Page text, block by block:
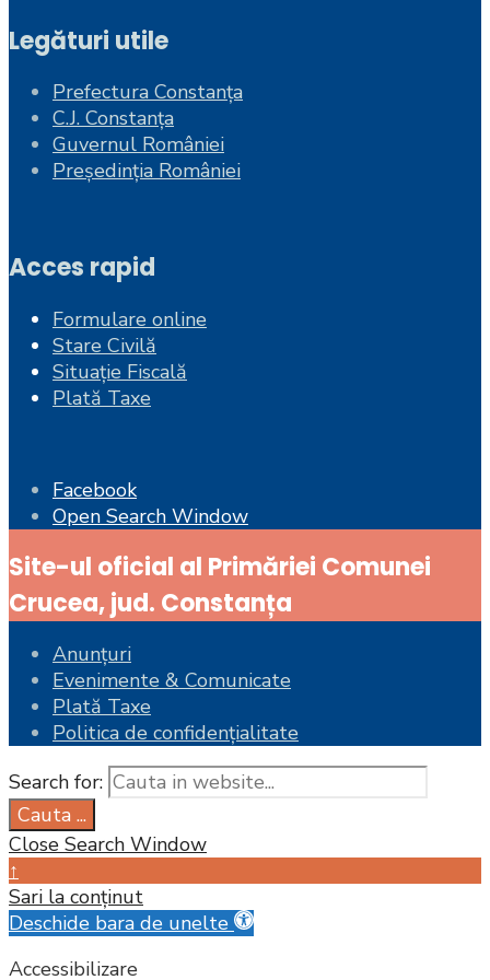
Legături utile
Prefectura Constanța
C.J. Constanța
Guvernul României
Președinția României
Acces rapid
Formulare online
Stare Civilă
Situație Fiscală
Plată Taxe
Facebook
Open Search Window
Site-ul oficial al Primăriei Comunei
Crucea, jud. Constanța
Anunțuri
Evenimente & Comunicate
Plată Taxe
Politica de confidențialitate
Search for:
Cauta ...
Close Search Window
↑
Sari la conținut
Deschide bara de unelte
Accessibilizare